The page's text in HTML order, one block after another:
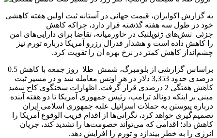
به گزارش اکوایران، قیمت جهانی در آستانه ثبت اولین هفته کاهشی
خود در طول سه هفته گذشته قرار دارد، چراکه کاهش
جزئی تنش‌های ژئوپلتیک در خاورمیانه، تقاضا برای دارایی‌های امن
را کاهش داده است و هشدار فدرال رزرو آمریکا درباره تورم نیز
چشم‌انداز کاهش کمتر در نرخ بهره آن را تقویت کرد.
براساس گزارشی از بلومبرگ، شمش طلا روز جمعه با کاهش 0.5
درصدی حدود 3,353 دلار در هر اونس معامله شد و در مسیر ثبت
کاهش هفتگی 2 درصدی قرار گرفت. اظهارات سخنگوی کاخ سفید
مبنی بر اینکه دونالد ترامپ، رئیس جمهوری آمریکا تا دو هفته آینده
درباره پیوستن به حملات اسرائیل علیه جمهوری اسلامی ایران
تصمیم‌گیری خواهد کرد، نگرانی‌ها از اقدام قریب الوقوع آمریکا را
کاهش داد؛ اقدامی که می‌تواند خصومت‌ها را تشدید کند، جریان
انرژی را به خطر بیندازد و تورم را افزایش دهد.